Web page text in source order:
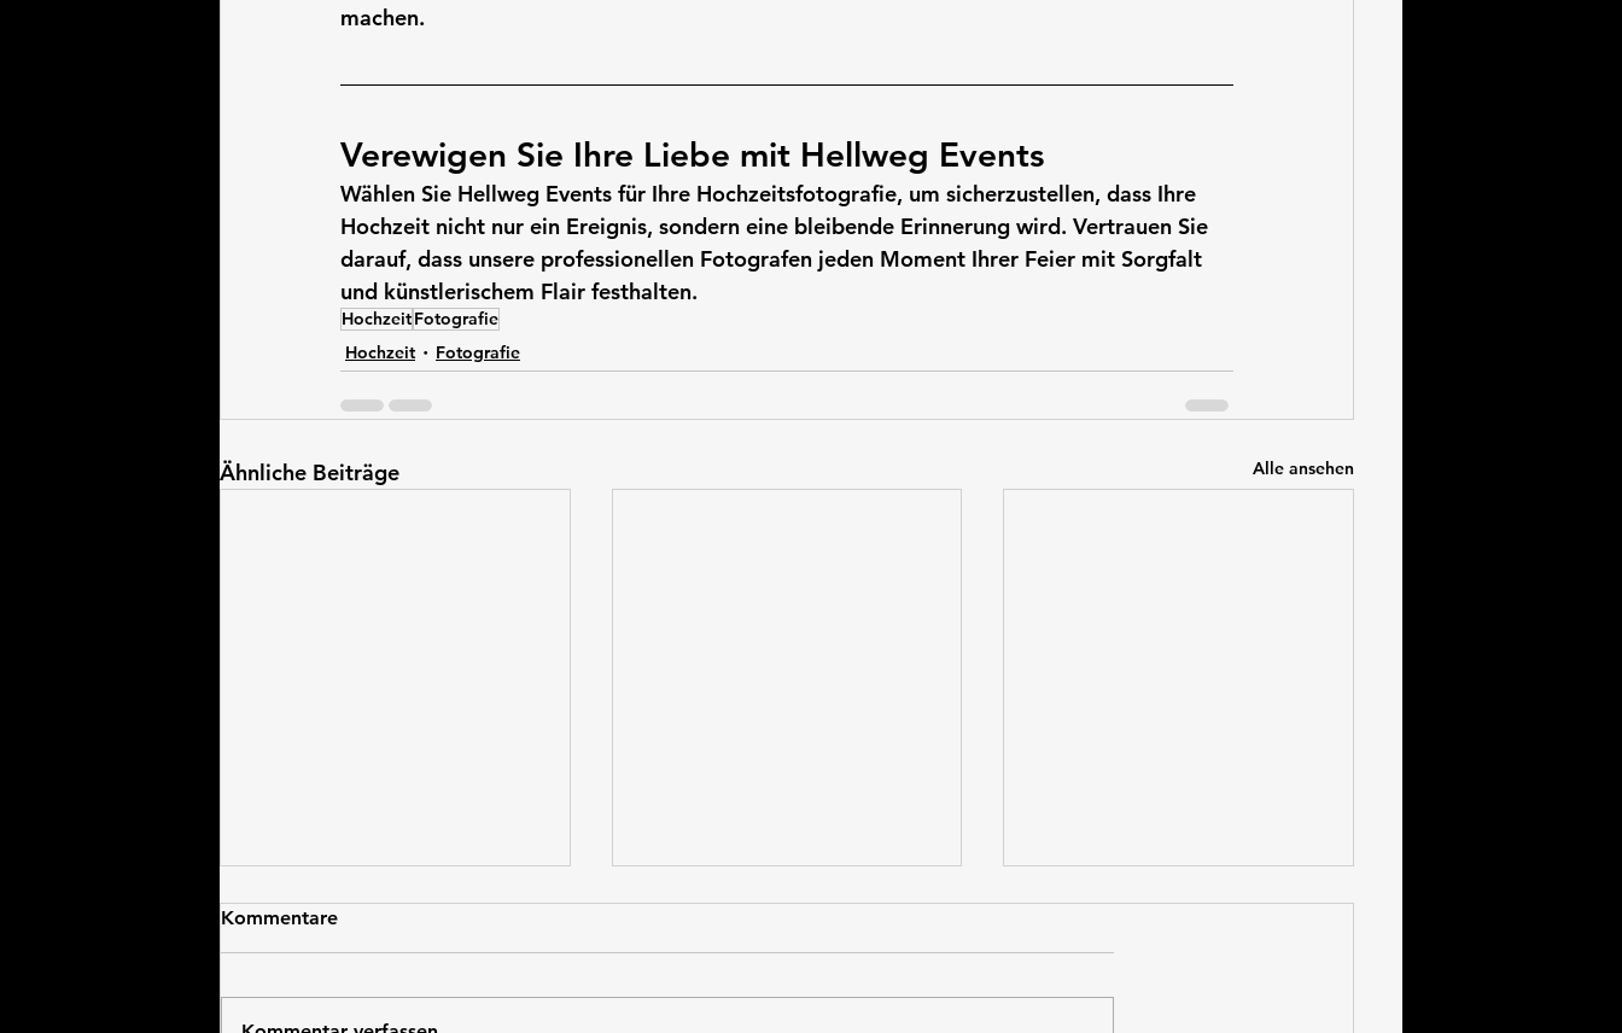
machen.
Verewigen Sie Ihre Liebe mit Hellweg Events
Wählen Sie Hellweg Events für Ihre Hochzeitsfotografie, um sicherzustellen, dass Ihre
Hochzeit nicht nur ein Ereignis, sondern eine bleibende Erinnerung wird. Vertrauen Sie
darauf, dass unsere professionellen Fotografen jeden Moment Ihrer Feier mit Sorgfalt
und künstlerischem Flair festhalten.
HochzeitFotografie
Hochzeit
Fotografie
Ähnliche Beiträge Alle ansehen
Kommentare